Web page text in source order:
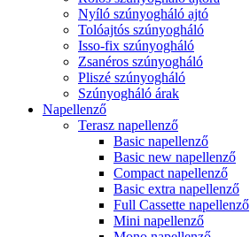
Nyíló szúnyogháló ajtó
Tolóajtós szúnyogháló
Isso-fix szúnyogháló
Zsanéros szúnyogháló
Pliszé szúnyogháló
Szúnyogháló árak
Napellenző
Terasz napellenző
Basic napellenző
Basic new napellenző
Compact napellenző
Basic extra napellenző
Full Cassette napellenző
Mini napellenző